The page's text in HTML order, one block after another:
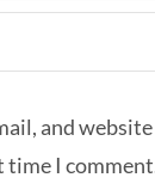
and
time I